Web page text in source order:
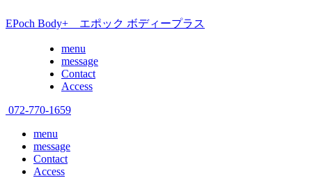
EPoch Body+ エポック ボディープラス
menu
message
Contact
Access
072-770-1659
menu
message
Contact
Access